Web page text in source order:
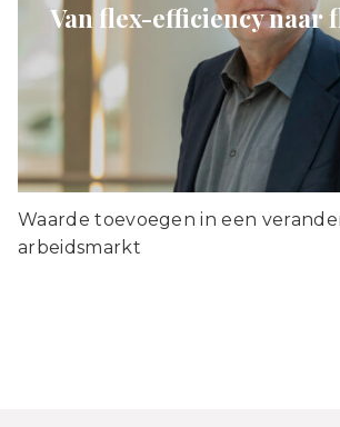
Van flex-efficiency naar
Waarde toevoegen in een
arbeidsmarkt